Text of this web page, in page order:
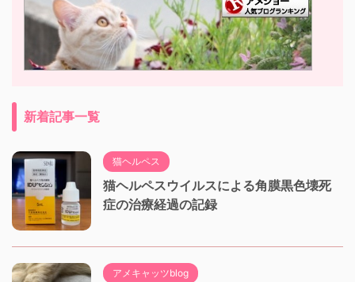
新着記事一覧
猫ヘルペス
猫ヘルペスウイルスによる角膜黒色壊死
症の治療経過の記録
アメキャッツblog